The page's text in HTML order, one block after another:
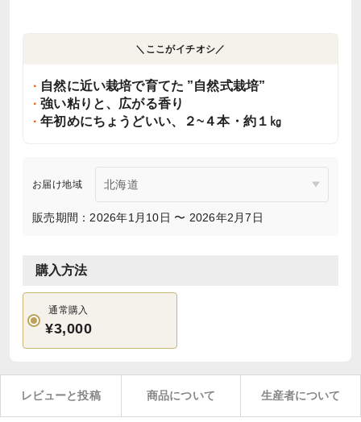
＼ここがイチオシ／
自然に近い栽培で育てた ”自然式栽培”
強い粘りと、広がる香り
年初めにちょうどいい、２~４本・約１㎏
お届け地域
販売期間：2026年1月10日 〜 2026年2月7日
購入方法
通常購入
¥3,000
レビューと投稿 商品について 生産者について